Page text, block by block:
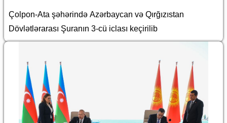
Çolpon-Ata şəhərində Azərbaycan və Qırğızıstan
Dövlətlərarası Şuranın 3-cü iclası keçirilib